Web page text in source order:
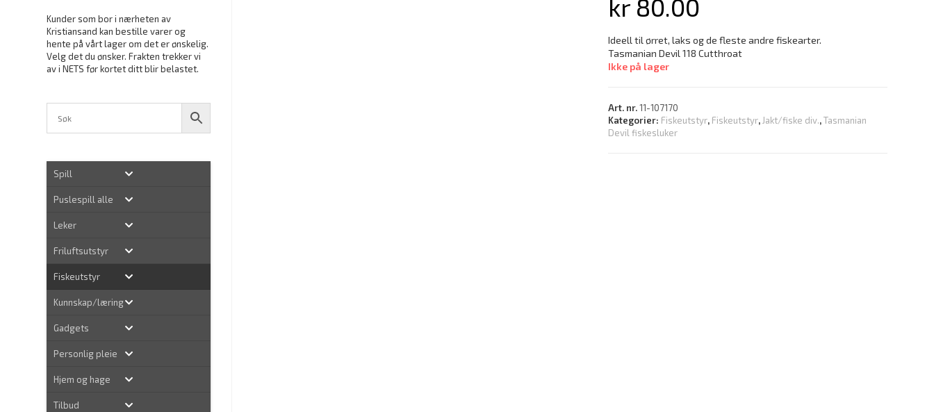
kr 80.00
Ideell til ørret, laks og de fleste andre fiskearter.
Tasmanian Devil 118 Cutthroat
Ikke på lager
Art. nr.11-107170
Kategorier: Fiskeutstyr, Fiskeutstyr, Jakt/fiske div.,Tasmanian
Devil fiskesluker
Kunder som bor i nærheten av
Kristiansand kan bestille varer og
hente på vårt lager om det er ønskelig.
Velg det du ønsker. Frakten trekker vi
av i NETS før kortet ditt blir belastet.
Spill
Puslespill alle
Leker
Friluftsutstyr
Fiskeutstyr
Kunnskap/læring
Gadgets
Personlig pleie
Hjem og hage
Tilbud